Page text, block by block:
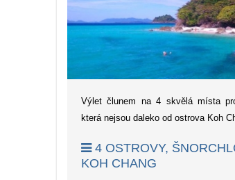
Výlet člunem na 4 skvělá místa
která nejsou daleko od ostrova Koh
4 OSTROVY,
KOH CHANG